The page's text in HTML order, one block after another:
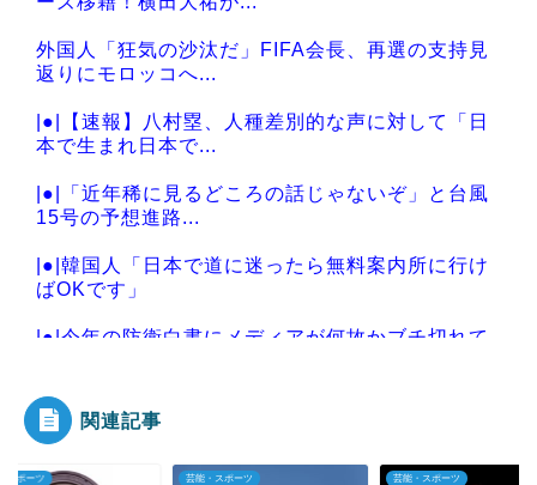
外国人「狂気の沙汰だ」FIFA会長、再選の支持見
返りにモロッコへ...
|●|【速報】八村塁、人種差別的な声に対して「日
本で生まれ日本で...
|●|「近年稀に見るどころの話じゃないぞ」と台風
15号の予想進路...
|●|韓国人「日本で道に迷ったら無料案内所に行け
ばOKです」
|●|今年の防衛白書にメディアが何故かブチ切れて
関連記事
スポーツ 芸能・スポーツ 芸能・スポーツ